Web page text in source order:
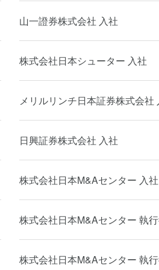
山一證券株式会社 入社
株式会社日本シューター 入社
メリルリンチ日本証券株式会社
日興証券株式会社 入社
株式会社日本M&Aセンター 入社
株式会社日本M&Aセンター 執
株式会社日本M&Aセンター 執